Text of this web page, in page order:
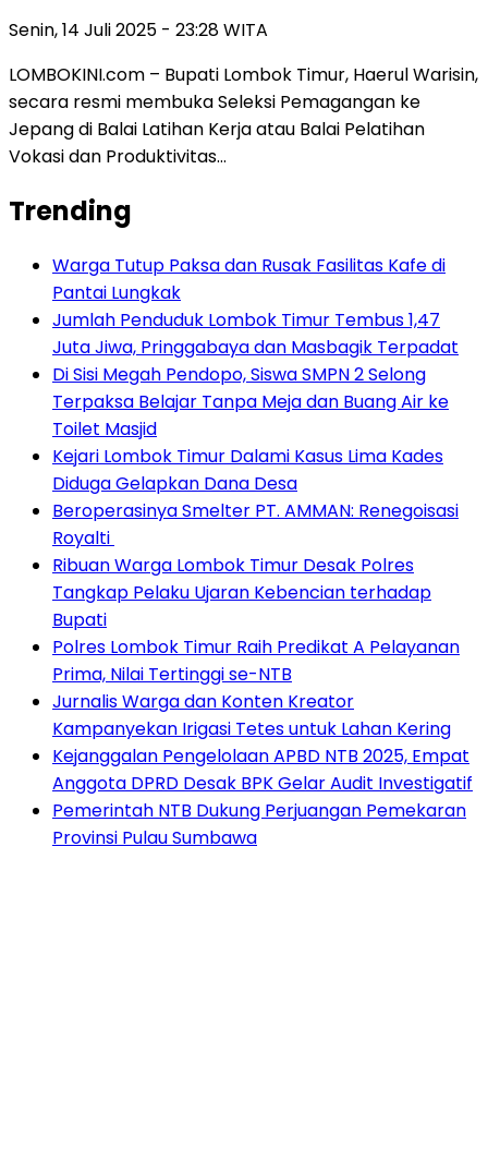
Senin, 14 Juli 2025 - 23:28 WITA
LOMBOKINI.com – Bupati Lombok Timur, Haerul Warisin,
secara resmi membuka Seleksi Pemagangan ke
Jepang di Balai Latihan Kerja atau Balai Pelatihan
Vokasi dan Produktivitas…
Trending
Warga Tutup Paksa dan Rusak Fasilitas Kafe di
Pantai Lungkak
Jumlah Penduduk Lombok Timur Tembus 1,47
Juta Jiwa, Pringgabaya dan Masbagik Terpadat
Di Sisi Megah Pendopo, Siswa SMPN 2 Selong
Terpaksa Belajar Tanpa Meja dan Buang Air ke
Toilet Masjid
Kejari Lombok Timur Dalami Kasus Lima Kades
Diduga Gelapkan Dana Desa
Beroperasinya Smelter PT. AMMAN: Renegoisasi
Royalti
Ribuan Warga Lombok Timur Desak Polres
Tangkap Pelaku Ujaran Kebencian terhadap
Bupati
Polres Lombok Timur Raih Predikat A Pelayanan
Prima, Nilai Tertinggi se-NTB
Jurnalis Warga dan Konten Kreator
Kampanyekan Irigasi Tetes untuk Lahan Kering
Kejanggalan Pengelolaan APBD NTB 2025, Empat
Anggota DPRD Desak BPK Gelar Audit Investigatif
Pemerintah NTB Dukung Perjuangan Pemekaran
Provinsi Pulau Sumbawa